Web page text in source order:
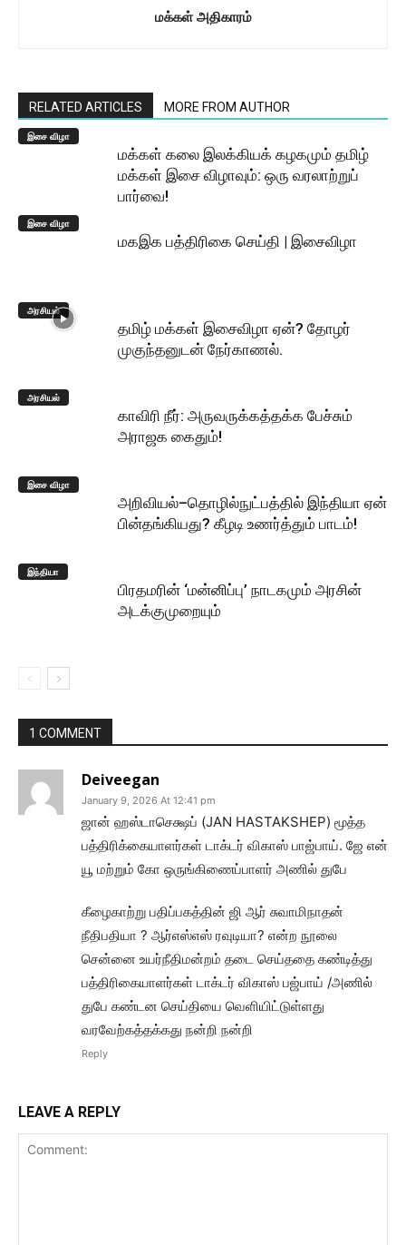
மக்கள் அதிகாரம்
RELATED ARTICLES MORE FROM AUTHOR
இசை விழா
மக்கள் கலை இலக்கியக் கழகமும் தமிழ்
மக்கள் இசை விழாவும்: ஒரு வரலாற்றுப்
பார்வை!
இசை விழா
மகஇக பத்திரிகை செய்தி | இசைவிழா
அரசியல்
தமிழ் மக்கள் இசைவிழா ஏன்? தோழர்
முகுந்தனுடன் நேர்காணல்.
அரசியல்
காவிரி நீர்: அருவருக்கத்தக்க பேச்சும்
அராஜக கைதும்!
இசை விழா
அறிவியல்–தொழில்நுட்பத்தில் இந்தியா ஏன்
பின்தங்கியது? கீழடி உணர்த்தும் பாடம்!
இந்தியா
பிரதமரின் ‘மன்னிப்பு’ நாடகமும் அரசின்
அடக்குமுறையும்
1 COMMENT
Deiveegan
January 9, 2026 At 12:41 pm
ஜான் ஹஸ்டாசெக்ஷப் (JAN HASTAKSHEP) மூத்த
பத்திரிக்கையாளர்கள் டாக்டர் விகாஸ் பாஜ்பாய். ஜே என்
யூ மற்றும் கோ ஒருங்கிணைப்பாளர் அணில் துபே
கீழைகாற்று பதிப்பகத்தின் ஜி ஆர் சுவாமிநாதன்
நீதிபதியா ? ஆர்எஸ்எஸ் ரவுடியா? என்ற நூலை
சென்னை உயர்நீதிமன்றம் தடை செய்ததை கண்டித்து
பத்திரிகையாளர்கள் டாக்டர் விகாஸ் பஜ்பாய் /அணில்
துபே கண்டன செய்தியை வெளியிட்டுள்ளது
வரவேற்கத்தக்கது நன்றி நன்றி
Reply
LEAVE A REPLY